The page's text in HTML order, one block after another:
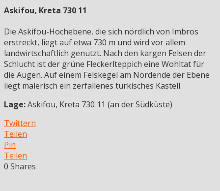
Askifou, Kreta 730 11
Die Askifou-Hochebene, die sich nördlich von Imbros
erstreckt, liegt auf etwa 730 m und wird vor allem
landwirtschaftlich genutzt. Nach den kargen Felsen der
Schlucht ist der grüne Fleckerlteppich eine Wohltat für
die Augen. Auf einem Felskegel am Nordende der Ebene
liegt malerisch ein zerfallenes türkisches Kastell.
Lage:Askifou, Kreta 730 11 (an der Südküste)
Twittern
Teilen
Pin
Teilen
0 Shares